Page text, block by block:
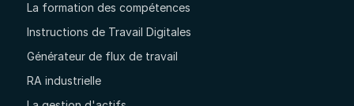
La formation des compétences
Instructions de Travail Digitales
Générateur de flux de travail
RA industrielle